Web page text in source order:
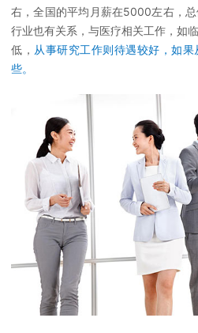
右，全国的平均月薪在5000左右，
行业也有关系，与医疗相关工作，如
低， 从事研究工作则待遇较好，如
些。